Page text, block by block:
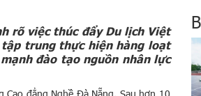
rõ việc thúc đẩy Du lịch Việt
trung thực hiện hàng loạt
đào tạo nguồn nhân lực